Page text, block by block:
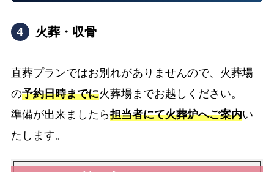
ドライアイス
最大3日分まで無料です
故人様を収めるお棺です
書類手続き代行
書類手続きはすべて代行します
火葬・収骨
直葬プランではお別れがありませんので、火葬場
の予約日時までに火葬場までお越しください。
準備が出来ましたら担当者にて火葬炉へご案内い
たします。